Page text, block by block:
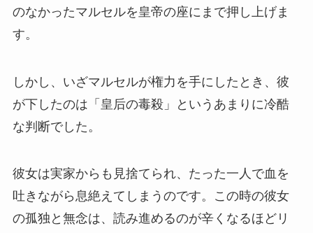
のなかったマルセルを皇帝の座にまで押し上げま
す。
しかし、いざマルセルが権力を手にしたとき、彼
が下したのは「皇后の毒殺」というあまりに冷酷
な判断でした。
彼女は実家からも見捨てられ、たった一人で血を
吐きながら息絶えてしまうのです。この時の彼女
の孤独と無念は、読み進めるのが辛くなるほどリ